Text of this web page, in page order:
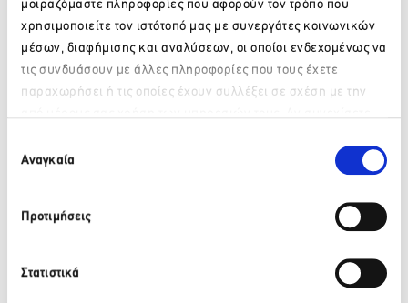
μοιραζόμαστε πληροφορίες που αφορούν τον τρόπο που
χρησιμοποιείτε τον ιστότοπό μας με συνεργάτες κοινωνικών
μέσων, διαφήμισης και αναλύσεων, οι οποίοι ενδεχομένως να
τις συνδυάσουν με άλλες πληροφορίες που τους έχετε
παραχωρήσει ή τις οποίες έχουν συλλέξει σε σχέση με την
των Cookies μας.
συγκατάθεσης
Αναγκαία
Προτιμήσεις
Στατιστικά
Twitter LinkedIn
Πρόσφατα νέα
ΒΙΚΟΣ: Το φυσικό μεταλλικό νερό ΒΙΚΟΣ στο πλευρό της
αθλήτριας Γεωργίας Δαμασιώτη
Περισσότερα